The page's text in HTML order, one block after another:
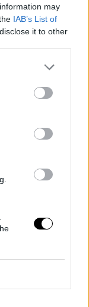
may
IAB’s List of
it to other
vieja
mejor!